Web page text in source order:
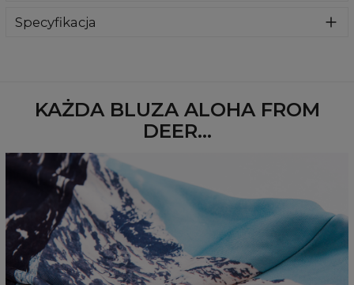
długie rękawy. Trwałe, wzmocnione szwy są kolorowe, aby
Mierzone na płasko
Specyfikacja
KAŻDA BLUZA ALOHA FROM
DEER...